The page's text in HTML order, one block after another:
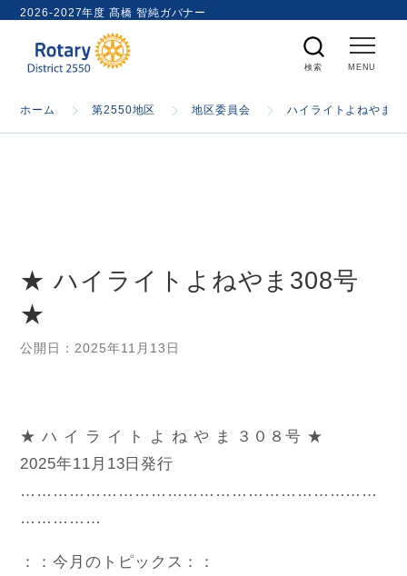
2026-2027年度 髙橋 智純ガバナー
内
ホーム 第2550地区 地区委員会 ハイライトよねやま
★ ハイライトよねやま308号
★
公開日：2025年11月13日
★ ハ イ ラ イ ト よ ね や ま ３０８号 ★
2025年11月13日発行
…………………………………………………………
……………
：：今月のトピックス：：
ガバナー
スケジュール
HOME
お問合せ